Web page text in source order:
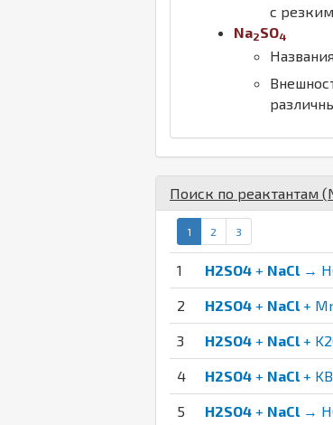
с
Na2SO4
Поиск по реактантам (
1 2 3
1 H2SO4 + NaCl→
2 H2SO4 + NaCl+
3 H2SO4 + NaCl+
4 H2SO4 + NaCl+
5 H2SO4 + NaCl→